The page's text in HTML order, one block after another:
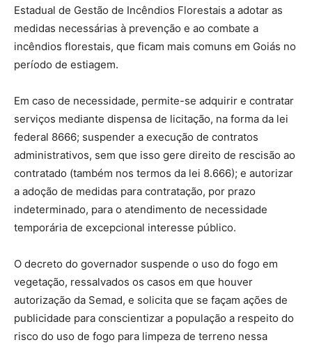
Estadual de Gestão de Incêndios Florestais a adotar as
medidas necessárias à prevenção e ao combate a
incêndios florestais, que ficam mais comuns em Goiás no
período de estiagem.
Em caso de necessidade, permite-se adquirir e contratar
serviços mediante dispensa de licitação, na forma da lei
federal 8666; suspender a execução de contratos
administrativos, sem que isso gere direito de rescisão ao
contratado (também nos termos da lei 8.666); e autorizar
a adoção de medidas para contratação, por prazo
indeterminado, para o atendimento de necessidade
temporária de excepcional interesse público.
O decreto do governador suspende o uso do fogo em
vegetação, ressalvados os casos em que houver
autorização da Semad, e solicita que se façam ações de
publicidade para conscientizar a população a respeito do
risco do uso de fogo para limpeza de terreno nessa